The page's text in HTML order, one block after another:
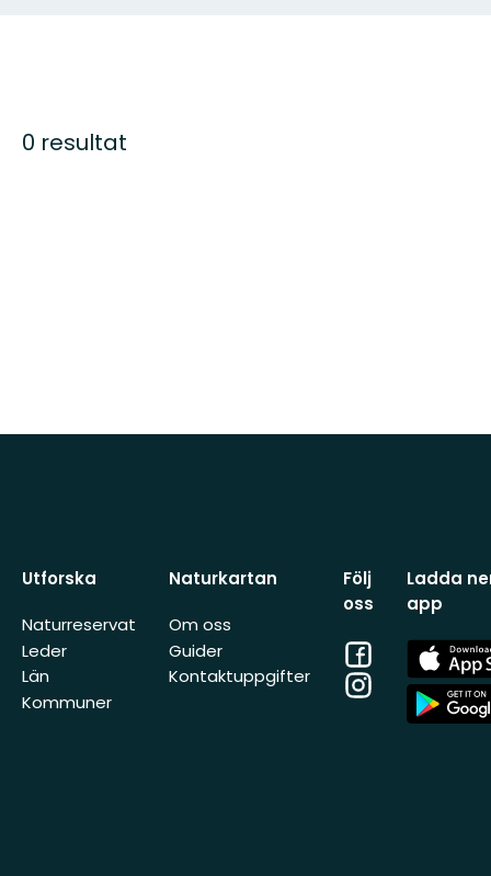
0 resultat
Utforska
Naturreservat
Leder
Län
Kommuner
Naturkartan
Om oss
Guider
Kontaktuppgifter
Följ
oss
Facebook
Instagram
Ladda
app
App
Store
App
Store